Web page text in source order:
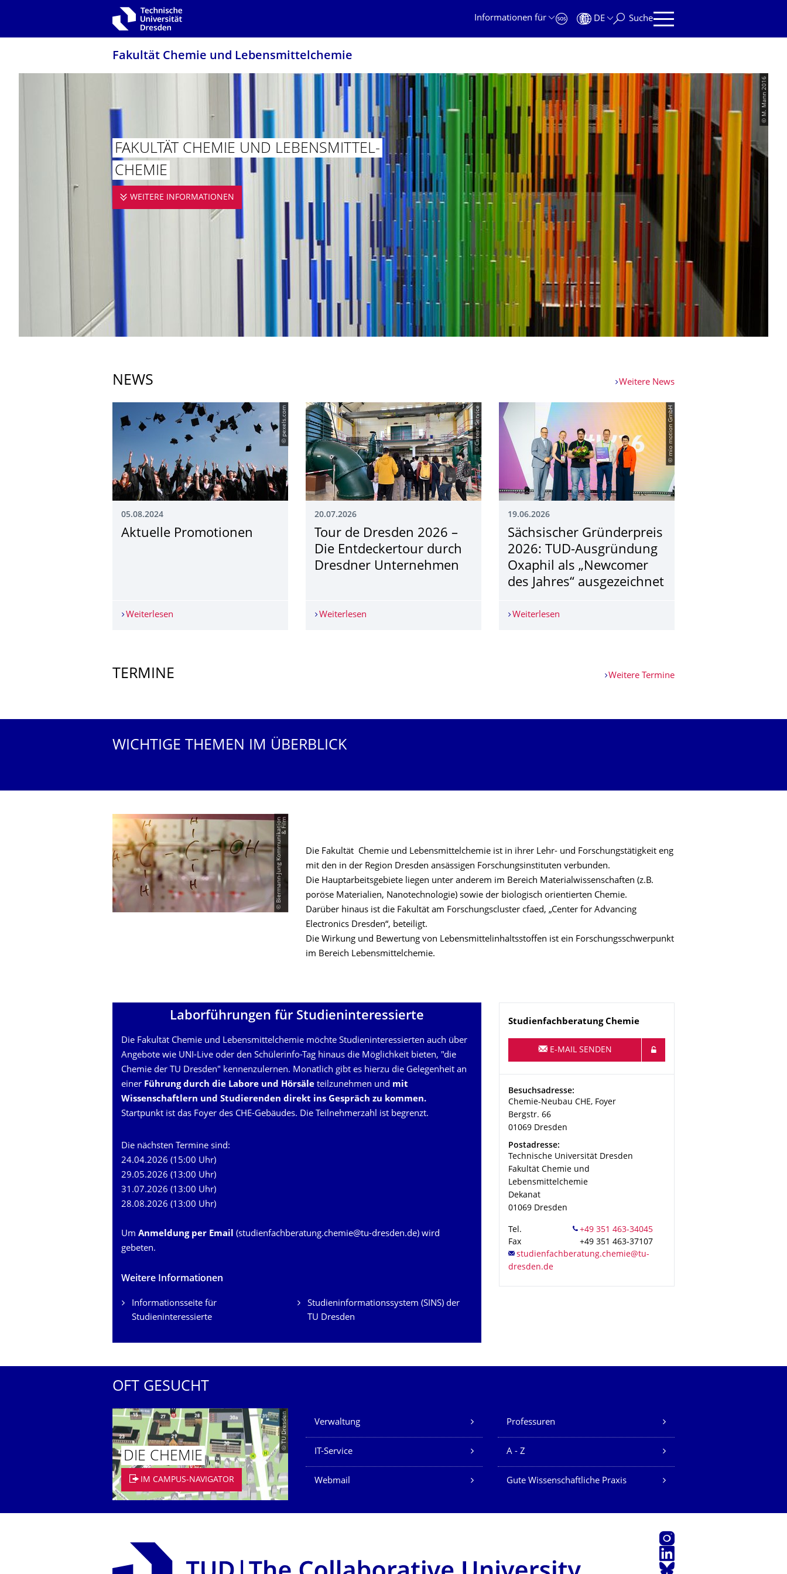
Zur Hauptnavigation springen
Informationen für
DE Suche
Fakultät Chemie und Lebensmittelchemie
© M. Mann 2016
FAKULTÄT CHEMIE UND­ LEBENSMITTEL­
CHEMIE
WEITERE INFORMATIONEN FAKULTÄT CHEMIE UND­ LEBENSMITTEL­CHEMIE
NEWS Weitere News
© pexels.com
05.08.2024
Aktuelle Promotionen
Weiterlesen
© Career Service
20.07.2026
Tour de Dresden 2026 –
Die Entdeckertour durch
Dresdner Unternehmen
Weiterlesen Tour de Dresden 2026 – Die Entdeckertour durch Dresdner Unternehmen
© mio motion GmbH
19.06.2026
Sächsischer Gründerpreis
2026: TUD-Ausgründung
Oxaphil als „Newcomer
des Jahres“ ausgezeichnet
Weiterlesen
TERMINE Weitere Termine
WICHTIGE THEMEN IM ÜBERBLICK
©
B
i
e
r
m
a
n
n
-
J
u
n
g
K
o
m
m
u
n
i
k
a
t
i
o
n
&
F
i
lm
Die Fakultät Chemie und Lebensmittelchemie ist in ihrer Lehr- und Forschungstätigkeit eng
mit den in der Region Dresden ansässigen Forschungsinstituten verbunden.
Die Hauptarbeitsgebiete liegen unter anderem im Bereich Materialwissenschaften (z.B.
poröse Materialien, Nanotechnologie) sowie der biologisch orientierten Chemie.
Darüber hinaus ist die Fakultät am Forschungscluster cfaed, „Center for Advancing
Electronics Dresden“, beteiligt.
Die Wirkung und Bewertung von Lebensmittelinhaltsstoffen ist ein Forschungsschwerpunkt
im Bereich Lebensmittelchemie.
Laborführungen für Studieninteres­sierte
Die Fakultät Chemie und Lebensmittelchemie möchte Studieninteressierten auch über
Angebote wie UNI-Live oder den Schülerinfo-Tag hinaus die Möglichkeit bieten, "die
Chemie der TU Dresden" kennenzulernen. Monatlich gibt es hierzu die Gelegenheit an
einer Führung durch die Labore und Hörsäle teilzunehmen und mit
Wissenschaftlern und Studierenden direkt ins Gespräch zu kommen.
Startpunkt ist das Foyer des CHE-Gebäudes. Die Teilnehmerzahl ist begrenzt.
Die nächsten Termine sind:
24.04.2026 (15:00 Uhr)
29.05.2026 (13:00 Uhr)
31.07.2026 (13:00 Uhr)
28.08.2026 (13:00 Uhr)
Um Anmeldung per Email (studienfachberatung.chemie@tu-dresden.de) wird
gebeten.
Weitere Informationen
Informationsseite für
Studieninteressierte
Studieninformationssystem (SINS) der
TU Dresden
Name
Studienfachberatung Chemie
E-MAIL SENDEN
Adresse
Besuchsadresse:
Chemie-Neubau CHE, Foyer
Bergstr. 66
01069 Dresden
Adresse
Postadresse:
Technische Universität Dresden
Fakultät Chemie und
Lebensmittelchemie
Dekanat
01069 Dresden
Tel.
Fax
+49 351 463-37107
OFT GESUCHT
© TU Dresden
DIE CHEMIE
IM CAMPUS-NAVIGATOR
Unsere Dienste
Verwaltung Professuren
IT-Service A - Z
Webmail Gute Wissenschaftliche Praxis
Instagram
LinkedIn
Bluesky